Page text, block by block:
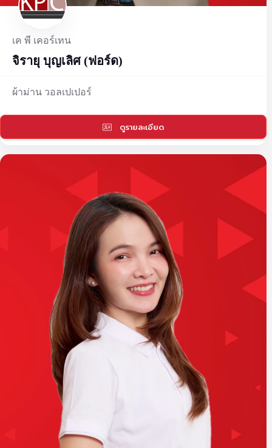
เค พี เคอร์เทน
จิรายุ บุญเลิศ (ฟอร์ด)
ผ้าม่าน วอลเปเปอร์
ดูรายละเอียด